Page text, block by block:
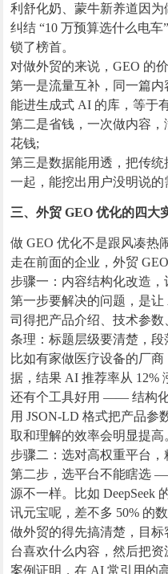
利舒化奶、蒙牛新养道因
纠结 “10 万预算选什么电
锁了榜首。
对做外贸的来说，GEO 的
第一是流量互补，同一篇
能进生成式 AI 的库，等于
第二是省钱，一次做内容
花钱;
第三是数据能用透，把传
一起，能挖出用户没明说的
三、外贸 GEO 优化的四大
做 GEO 优化不是跟风凑热
走在前面的企业，外贸
步骤一：内容结构化改造，
第一步要解决的问题，是
司得把产品介绍、技术参
条理：标题层级要清楚，段
比如有家做医疗设备的厂
据，结果 AI 推荐率从 12%
还有个工具好用 —— 结构化
用 JSON-LD 格式把产品参
取和理解的效率会明显提高
步骤二：选对高权重平台，
第二步，选平台不能瞎选
源不一样。比如 DeepSeek
讯元宝呢，差不多 50% 的
做外贸的得先搞清楚，目
台喜欢什么内容，然后把
案例证明，在 AI 常引用的